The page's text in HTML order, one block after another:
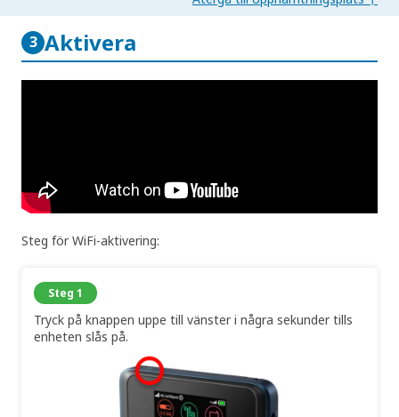
3 Aktivera
Steg för WiFi-aktivering:
Steg 1
Tryck på knappen uppe till vänster i några sekunder tills
enheten slås på.